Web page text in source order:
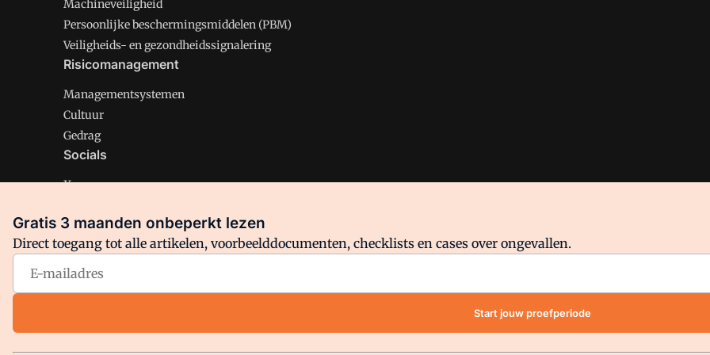
Machineveiligheid
Persoonlijke beschermingsmiddelen (PBM)
Veiligheids- en gezondheidssignalering
Risicomanagement
Managementsystemen
Cultuur
Gedrag
Socials
X
Facebook
Arbo is onderdeel van VMN media. Lees inons manifestwaar VMN media voor staat. Op gebruik van deze site zijn de
Gratis 3 maanden onbeperkt lezen
Direct toegang tot alle artikelen, voorbeelddocumenten, checklists en cases over ongevallen.
Start jouw proefperiode